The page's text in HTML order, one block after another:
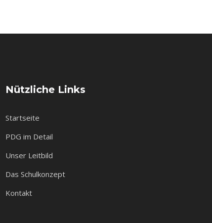
Nützliche Links
Startseite
PDG im Detail
Unser Leitbild
Das Schulkonzept
Kontakt